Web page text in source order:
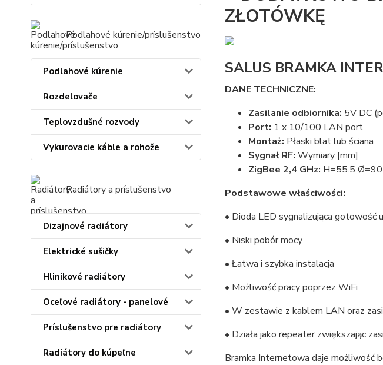
Podlahové kúrenie/príslušenstvo
Podlahové kúrenie
Rozdelovače
Teplovzdušné rozvody
Vykurovacie káble a rohože
Radiátory a príslušenstvo
Dizajnové radiátory
Elektrické sušičky
Hliníkové radiátory
Oceľové radiátory - panelové
Príslušenstvo pre radiátory
Radiátory do kúpeľne
ZŁOTÓWKĘ
SALUS BRAMKA
DANE TECHNICZNE:
Zasilanie odbiornika: 5V DC
Port: 1 x 10/100 LAN port
Montaż: Płaski blat lub ściana
Sygnał RF: Wymiary [mm]
ZigBee 2,4 GHz: H=55.5 Ø=90
Podstawowe właściwości:
• Dioda LED sygnalizująca gotowość
• Niski pobór mocy
• Łatwa i szybka instalacja
• Możliwość pracy poprzez WiFi
• W zestawie z kablem LAN oraz
• Działa jako repeater zwiększając
Bramka Internetowa daje możliwość